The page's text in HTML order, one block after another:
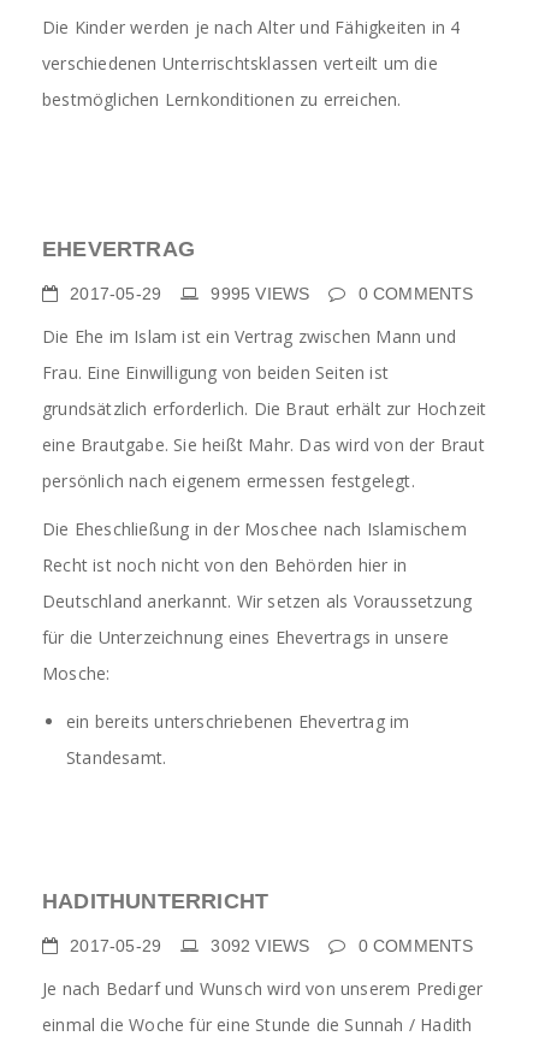
Die Kinder werden je nach Alter und Fähigkeiten in 4
verschiedenen Unterrischtsklassen verteilt um die
bestmöglichen Lernkonditionen zu erreichen.
EHEVERTRAG
2017-05-29 9995VIEWS 0COMMENTS
Die Ehe im Islam ist ein Vertrag zwischen Mann und
Frau. Eine Einwilligung von beiden Seiten ist
grundsätzlich erforderlich. Die Braut erhält zur Hochzeit
eine Brautgabe. Sie heißt Mahr. Das wird von der Braut
persönlich nach eigenem ermessen festgelegt.
Die Eheschließung in der Moschee nach Islamischem
Recht ist noch nicht von den Behörden hier in
Deutschland anerkannt. Wir setzen als Voraussetzung
für die Unterzeichnung eines Ehevertrags in unsere
Mosche:
ein bereits unterschriebenen Ehevertrag im
Standesamt.
HADITHUNTERRICHT
2017-05-29 3092VIEWS 0COMMENTS
Je nach Bedarf und Wunsch wird von unserem Prediger
einmal die Woche für eine Stunde die Sunnah / Hadith